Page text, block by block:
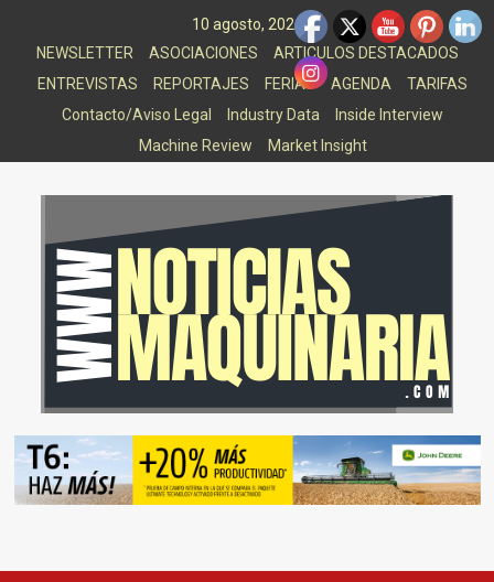
10 agosto, 2026
NEWSLETTER
ASOCIACIONES
ARTICULOS DESTACADOS
ENTREVISTAS
REPORTAJES FERIAS AGENDA
TARIFAS
Contacto/Aviso Legal
Industry Data
Inside Interview
Machine Review
Market Insight